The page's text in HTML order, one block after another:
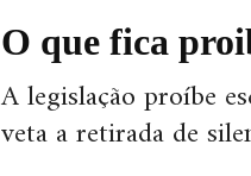
O que fica
A legislação proíbe
veta a retirada de